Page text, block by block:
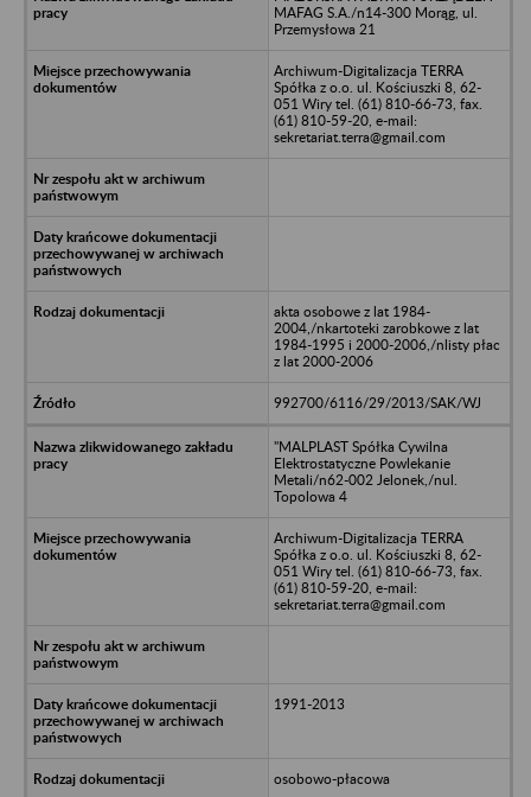
MAFAG S.A./n14-300 Morąg, ul.
Przemysłowa 21
Archiwum-Digitalizacja TERRA
Spółka z o.o. ul. Kościuszki 8, 62-
051 Wiry tel. (61) 810-66-73, fax.
(61) 810-59-20, e-mail:
sekretariat.terra@gmail.com
akta osobowe z lat 1984-
2004,/nkartoteki zarobkowe z lat
1984-1995 i 2000-2006,/nlisty płac
z lat 2000-2006
992700/6116/29/2013/SAK/WJ
"MALPLAST Spółka Cywilna
Elektrostatyczne Powlekanie
Metali/n62-002 Jelonek,/nul.
Topolowa 4
Archiwum-Digitalizacja TERRA
Spółka z o.o. ul. Kościuszki 8, 62-
051 Wiry tel. (61) 810-66-73, fax.
(61) 810-59-20, e-mail:
sekretariat.terra@gmail.com
1991-2013
osobowo-płacowa